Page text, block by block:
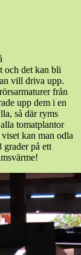
och det kan bli
vill driva upp.
från
upp dem i en
så där ryms
tomatplantor
kan man odla
grader på ett